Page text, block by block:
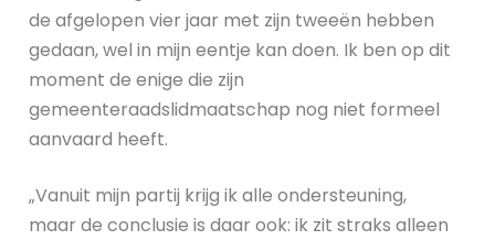
de afgelopen vier jaar met zijn tweeën hebben
gedaan, wel in mijn eentje kan doen. Ik ben op dit
moment de enige die zijn
gemeenteraadslidmaatschap nog niet formeel
aanvaard heeft.
„Vanuit mijn partij krijg ik alle ondersteuning,
maar de conclusie is daar ook: ik zit straks alleen